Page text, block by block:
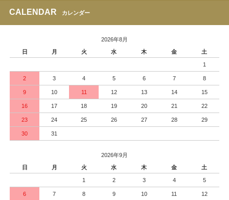
CALENDAR カレンダー
2026年8月
日
月 火 水 木 金 土
1
2 3 4 5 6 7 8
9 10 11 12 13 14 15
16 17 18 19 20 21 22
23 24 25 26 27 28 29
30 31
2026年9月
日
月 火 水 木 金 土
1 2 3 4 5
6 7 8 9 10 11 12